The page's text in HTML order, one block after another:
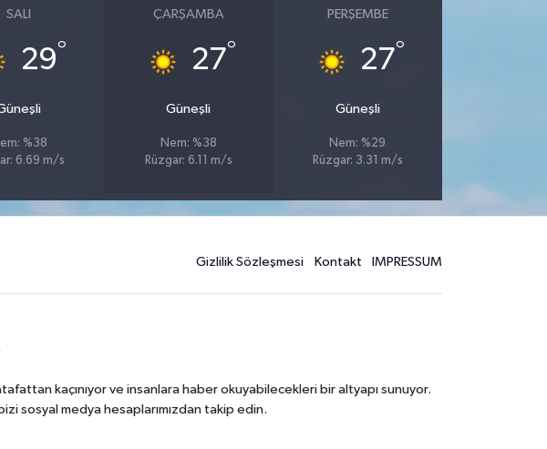
SALI
29°
%38
6.69 m/s
ÇARŞAMBA
27°
Güneşli
Nem: %38
Rüzgar: 6.11 m/s
PERŞEMBE
27°
Güneşli
Nem: %29
Rüzgar: 3.31 m/s
Gizlilik Sözleşmesi Kontakt IMPRESSUM
kaçınıyor ve insanlara haber okuyabilecekleri bir altyapı sunuyor.
sosyal medya hesaplarımızdan takip edin.